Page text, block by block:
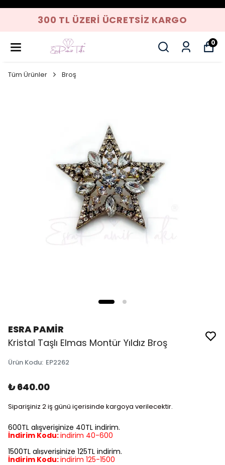
300 TL ÜZERI ÜCRETSIZ KARGO
0
Tüm Ürünler Broş
ESRA PAMİR
Kristal Taşlı Elmas Montür Yıldız Broş
Ürün Kodu: EP2262
₺ 640.00
Siparişiniz 2 iş günü içerisinde kargoya verilecektir.
600TL alışverişinize 40TL indirim.
İndirim Kodu:indirim 40-600
1500TL alışverişinize 125TL indirim.
İndirim Kodu:indirim 125-1500